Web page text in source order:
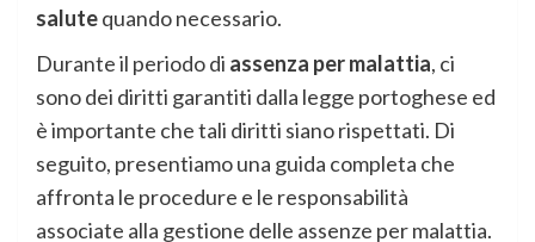
salutequando necessario.
Durante il periodo di assenza per malattia, ci
sono dei diritti garantiti dalla legge portoghese ed
è importante che tali diritti siano rispettati. Di
seguito, presentiamo una guida completa che
affronta le procedure e le responsabilità
associate alla gestione delle assenze per malattia.